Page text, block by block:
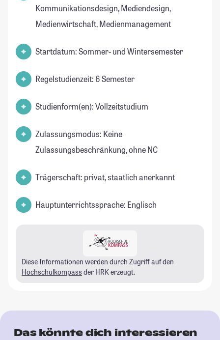
Kommunikationsdesign, Mediendesign,
Medienwirtschaft, Medienmanagement
Startdatum: Sommer- und Wintersemester
Regelstudienzeit: 6 Semester
Studienform(en): Vollzeitstudium
Zulassungsmodus: Keine
Zulassungsbeschränkung, ohne NC
Trägerschaft: privat, staatlich anerkannt
Hauptunterrichtssprache: Englisch
Diese Informationen werden durch Zugriff auf den
Hochschulkompass der HRK erzeugt.
Das könnte dich interessieren